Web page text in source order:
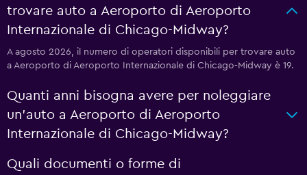
trovare auto a Aeroporto di Aeroporto
Internazionale di Chicago-Midway?
A agosto 2026, il numero di operatori disponibili per trovare auto
a Aeroporto di Aeroporto Internazionale di Chicago-Midway è 19.
Quanti anni bisogna avere per noleggiare
un'auto a Aeroporto di Aeroporto
Internazionale di Chicago-Midway?
Quali documenti o forme di